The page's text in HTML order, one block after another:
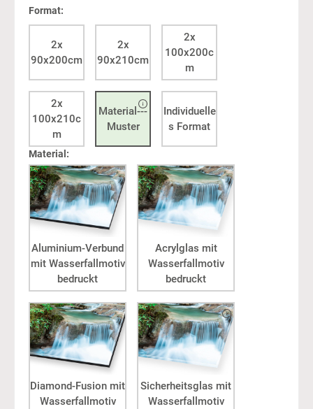
Format:
2x
90x200cm
2x
90x210cm
2x
100x200c
m
2x
100x210c
m
Material---
Muster
Individuelle
s Format
Material:
Aluminium-Verbund
mit Wasserfallmotiv
bedruckt
Acrylglas mit
Wasserfallmotiv
bedruckt
Diamond-Fusion mit
Wasserfallmotiv
Sicherheitsglas mit
Wasserfallmotiv